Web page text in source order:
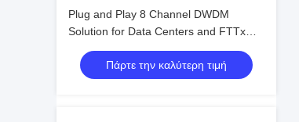
Plug and Play 8 Channel DWDM
Solution for Data Centers and FTTx
Networks‌
Πάρτε την καλύτερη τιμή